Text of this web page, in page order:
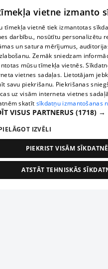
vietne izmanto
tīmekļa vietnē tiek izmantotas
darbību., nosūtītu personalizētu
un satura mērījumus,
Zemāk sniedzam
mūsu tīmekļa vietnēs.
vietnes sadaļas. Lietotājam
savu piekrišanu. Piekrišanas
uz visām interneta vietnes
skatīt sīkdatņu izmantošanas
VISUS PARTNERUS (1718) →
IZVĒLI
PIEKRIST VISĀM
ATSTĀT TEHNISKĀS